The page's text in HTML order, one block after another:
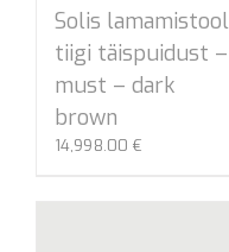
Solis lamamistool
tiigi täispuidust –
must – dark
brown
14,998.00 €